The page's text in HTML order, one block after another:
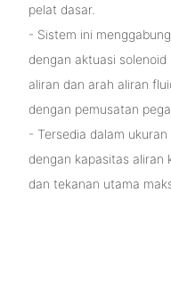
pelat dasar.
- Sistem ini
dengan aktuasi
aliran dan arah aliran
dengan pemusatan
- Tersedia dalam
dengan kapasitas aliran
dan tekanan utama